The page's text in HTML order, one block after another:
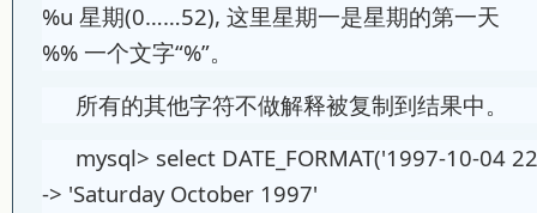
%u 星期(0……52), 这里星期一是星期的第一天
%% 一个文字“%”。
所有的其他字符不做解释被复制到结果中。
mysql> select DATE_FORMAT('1997-10-04
-> 'Saturday October 1997'